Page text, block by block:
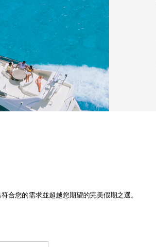
合您的需求並超越您期望的完美假期之選。